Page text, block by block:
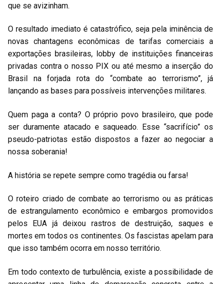
que se avizinham.
O resultado imediato é catastrófico, seja pela iminência de
novas chantagens econômicas de tarifas comerciais a
exportações brasileiras, lobby de instituições financeiras
privadas contra o nosso PIX ou até mesmo a inserção do
Brasil na forjada rota do “combate ao terrorismo”, já
lançando as bases para possíveis intervenções militares.
Quem paga a conta? O próprio povo brasileiro, que pode
ser duramente atacado e saqueado. Esse “sacrifício” os
pseudo-patriotas estão dispostos a fazer ao negociar a
nossa soberania!
A história se repete sempre como tragédia ou farsa!
O roteiro criado de combate ao terrorismo ou as práticas
de estrangulamento econômico e embargos promovidos
pelos EUA já deixou rastros de destruição, saques e
mortes em todos os continentes. Os fascistas apelam para
que isso também ocorra em nosso território.
Em todo contexto de turbulência, existe a possibilidade de